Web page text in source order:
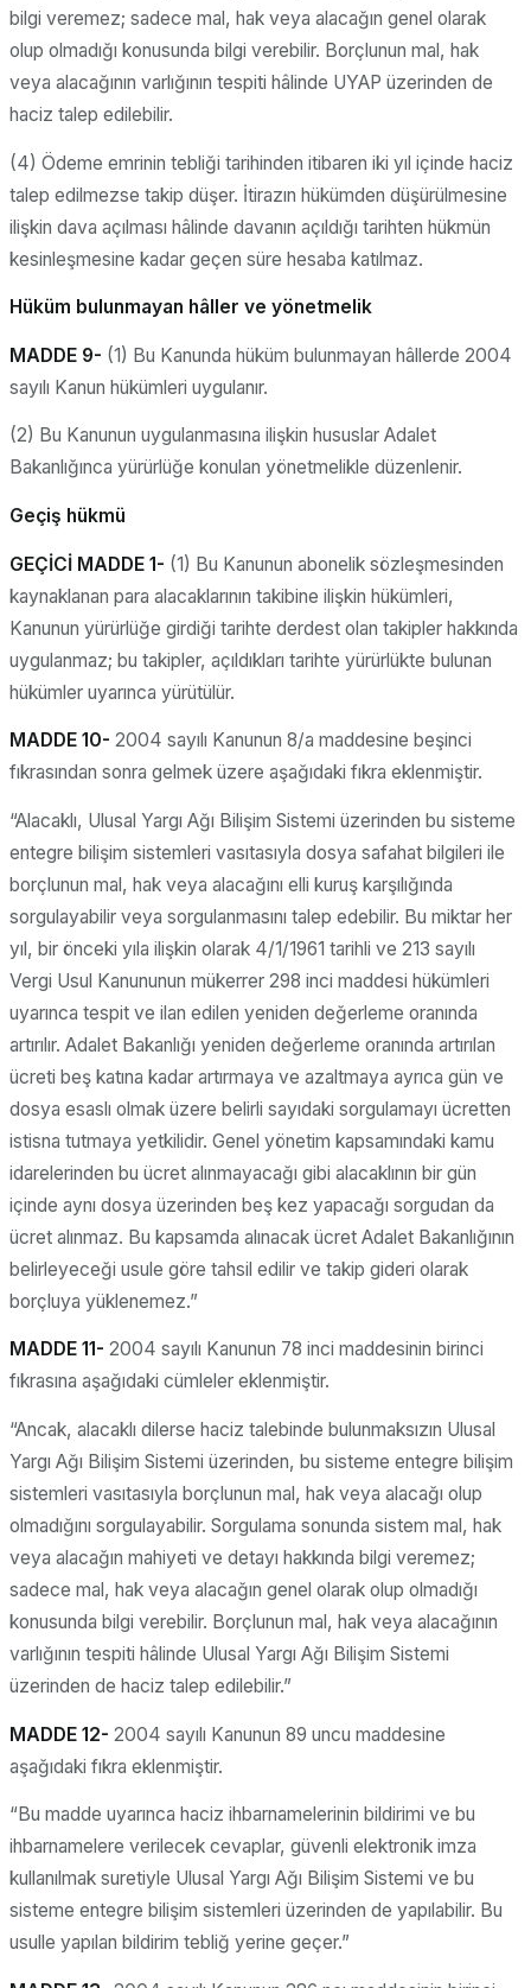
bilgi veremez; sadece mal, hak veya alacağın genel olarak
olup olmadığı konusunda bilgi verebilir. Borçlunun mal, hak
veya alacağının varlığının tespiti hâlinde UYAP üzerinden de
haciz talep edilebilir.
(4) Ödeme emrinin tebliği tarihinden itibaren iki yıl içinde haciz
talep edilmezse takip düşer. İtirazın hükümden düşürülmesine
ilişkin dava açılması hâlinde davanın açıldığı tarihten hükmün
kesinleşmesine kadar geçen süre hesaba katılmaz.
Hüküm bulunmayan hâller ve yönetmelik
MADDE 9- (1) Bu Kanunda hüküm bulunmayan hâllerde 2004
sayılı Kanun hükümleri uygulanır.
(2) Bu Kanunun uygulanmasına ilişkin hususlar Adalet
Bakanlığınca yürürlüğe konulan yönetmelikle düzenlenir.
Geçiş hükmü
GEÇİCİ MADDE 1- (1) Bu Kanunun abonelik sözleşmesinden
kaynaklanan para alacaklarının takibine ilişkin hükümleri,
Kanunun yürürlüğe girdiği tarihte derdest olan takipler hakkında
uygulanmaz; bu takipler, açıldıkları tarihte yürürlükte bulunan
hükümler uyarınca yürütülür.
MADDE 10- 2004 sayılı Kanunun 8/a maddesine beşinci
fıkrasından sonra gelmek üzere aşağıdaki fıkra eklenmiştir.
“Alacaklı, Ulusal Yargı Ağı Bilişim Sistemi üzerinden bu sisteme
entegre bilişim sistemleri vasıtasıyla dosya safahat bilgileri ile
borçlunun mal, hak veya alacağını elli kuruş karşılığında
sorgulayabilir veya sorgulanmasını talep edebilir. Bu miktar her
yıl, bir önceki yıla ilişkin olarak 4/1/1961 tarihli ve 213 sayılı
Vergi Usul Kanununun mükerrer 298 inci maddesi hükümleri
uyarınca tespit ve ilan edilen yeniden değerleme oranında
artırılır. Adalet Bakanlığı yeniden değerleme oranında artırılan
ücreti beş katına kadar artırmaya ve azaltmaya ayrıca gün ve
dosya esaslı olmak üzere belirli sayıdaki sorgulamayı ücretten
istisna tutmaya yetkilidir. Genel yönetim kapsamındaki kamu
idarelerinden bu ücret alınmayacağı gibi alacaklının bir gün
içinde aynı dosya üzerinden beş kez yapacağı sorgudan da
ücret alınmaz. Bu kapsamda alınacak ücret Adalet Bakanlığının
belirleyeceği usule göre tahsil edilir ve takip gideri olarak
borçluya yüklenemez.”
MADDE 11- 2004 sayılı Kanunun 78 inci maddesinin birinci
fıkrasına aşağıdaki cümleler eklenmiştir.
“Ancak, alacaklı dilerse haciz talebinde bulunmaksızın Ulusal
Yargı Ağı Bilişim Sistemi üzerinden, bu sisteme entegre bilişim
sistemleri vasıtasıyla borçlunun mal, hak veya alacağı olup
olmadığını sorgulayabilir. Sorgulama sonunda sistem mal, hak
veya alacağın mahiyeti ve detayı hakkında bilgi veremez;
sadece mal, hak veya alacağın genel olarak olup olmadığı
konusunda bilgi verebilir. Borçlunun mal, hak veya alacağının
varlığının tespiti hâlinde Ulusal Yargı Ağı Bilişim Sistemi
üzerinden de haciz talep edilebilir.”
MADDE 12- 2004 sayılı Kanunun 89 uncu maddesine
aşağıdaki fıkra eklenmiştir.
“Bu madde uyarınca haciz ihbarnamelerinin bildirimi ve bu
ihbarnamelere verilecek cevaplar, güvenli elektronik imza
kullanılmak suretiyle Ulusal Yargı Ağı Bilişim Sistemi ve bu
sisteme entegre bilişim sistemleri üzerinden de yapılabilir. Bu
usulle yapılan bildirim tebliğ yerine geçer.”